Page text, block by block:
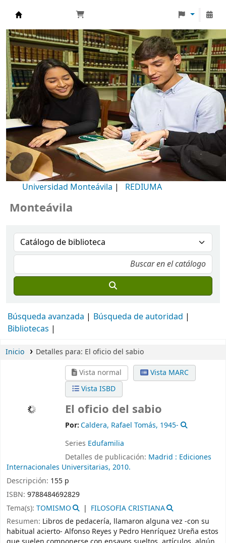
Biblioteca Universidad Monteávila
Universidad Monteávila | REDIUMA
Búsqueda avanzada
Búsqueda de autoridad
Bibliotecas
Inicio Detalles para: El oficio del sabio
Vista normal
Vista MARC
Vista ISBD
El oficio del sabio
Por:Caldera, Rafael Tomás, 1945-
Series Edufamilia
Detalles de publicación: Madrid : Ediciones
Internacionales Universitarias, 2010.
Descripción: 155 p
ISBN: 9788484692829
Tema(s): TOMISMO
FILOSOFIA CRISTIANA
Resumen: Libros de pedacería, llamaron alguna vez -con su
habitual acierto- Alfonso Reyes y Pedro Henríquez Ureña estos